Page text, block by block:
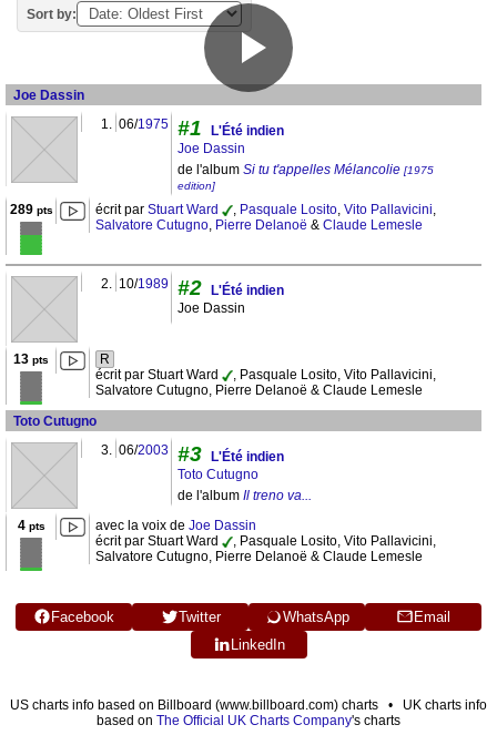
Sort by:
Joe Dassin
1. 06/1975 #1
L'Été indien
Joe Dassin
de l'album Si tu t'appelles Mélancolie [1975
edition]
289pts écrit par Stuart Ward , Pasquale Losito, Vito Pallavicini,
Salvatore Cutugno, Pierre Delanoë & Claude Lemesle
2. 10/1989 #2 L'Été indien
Joe Dassin
13 pts
R
écrit par Stuart Ward
, Pasquale Losito, Vito Pallavicini,
Salvatore Cutugno, Pierre Delanoë & Claude Lemesle
Toto Cutugno
3. 06/2003 #3 L'Été indien
Toto Cutugno
de l'album Il treno va...
4pts avec la voix de Joe Dassin
écrit par Stuart Ward
, Pasquale Losito, Vito Pallavicini,
Salvatore Cutugno, Pierre Delanoë & Claude Lemesle
Facebook Twitter WhatsApp
Email
LinkedIn
US charts info based on Billboard (www.billboard.com) charts • UK charts info
based on The Official UK Charts Company's charts